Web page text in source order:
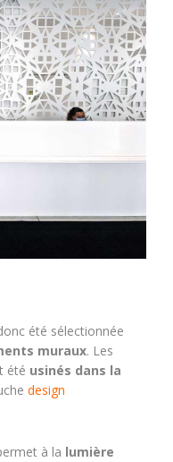
été sélectionnée
muraux. Les
été usinés dans la
design
à la lumière